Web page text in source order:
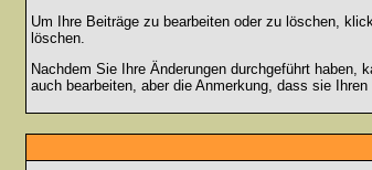
Um Ihre Beiträge zu bearbeiten oder zu löschen,
löschen.
Nachdem Sie Ihre Änderungen durchgeführt haben,
auch bearbeiten, aber die Anmerkung, dass sie